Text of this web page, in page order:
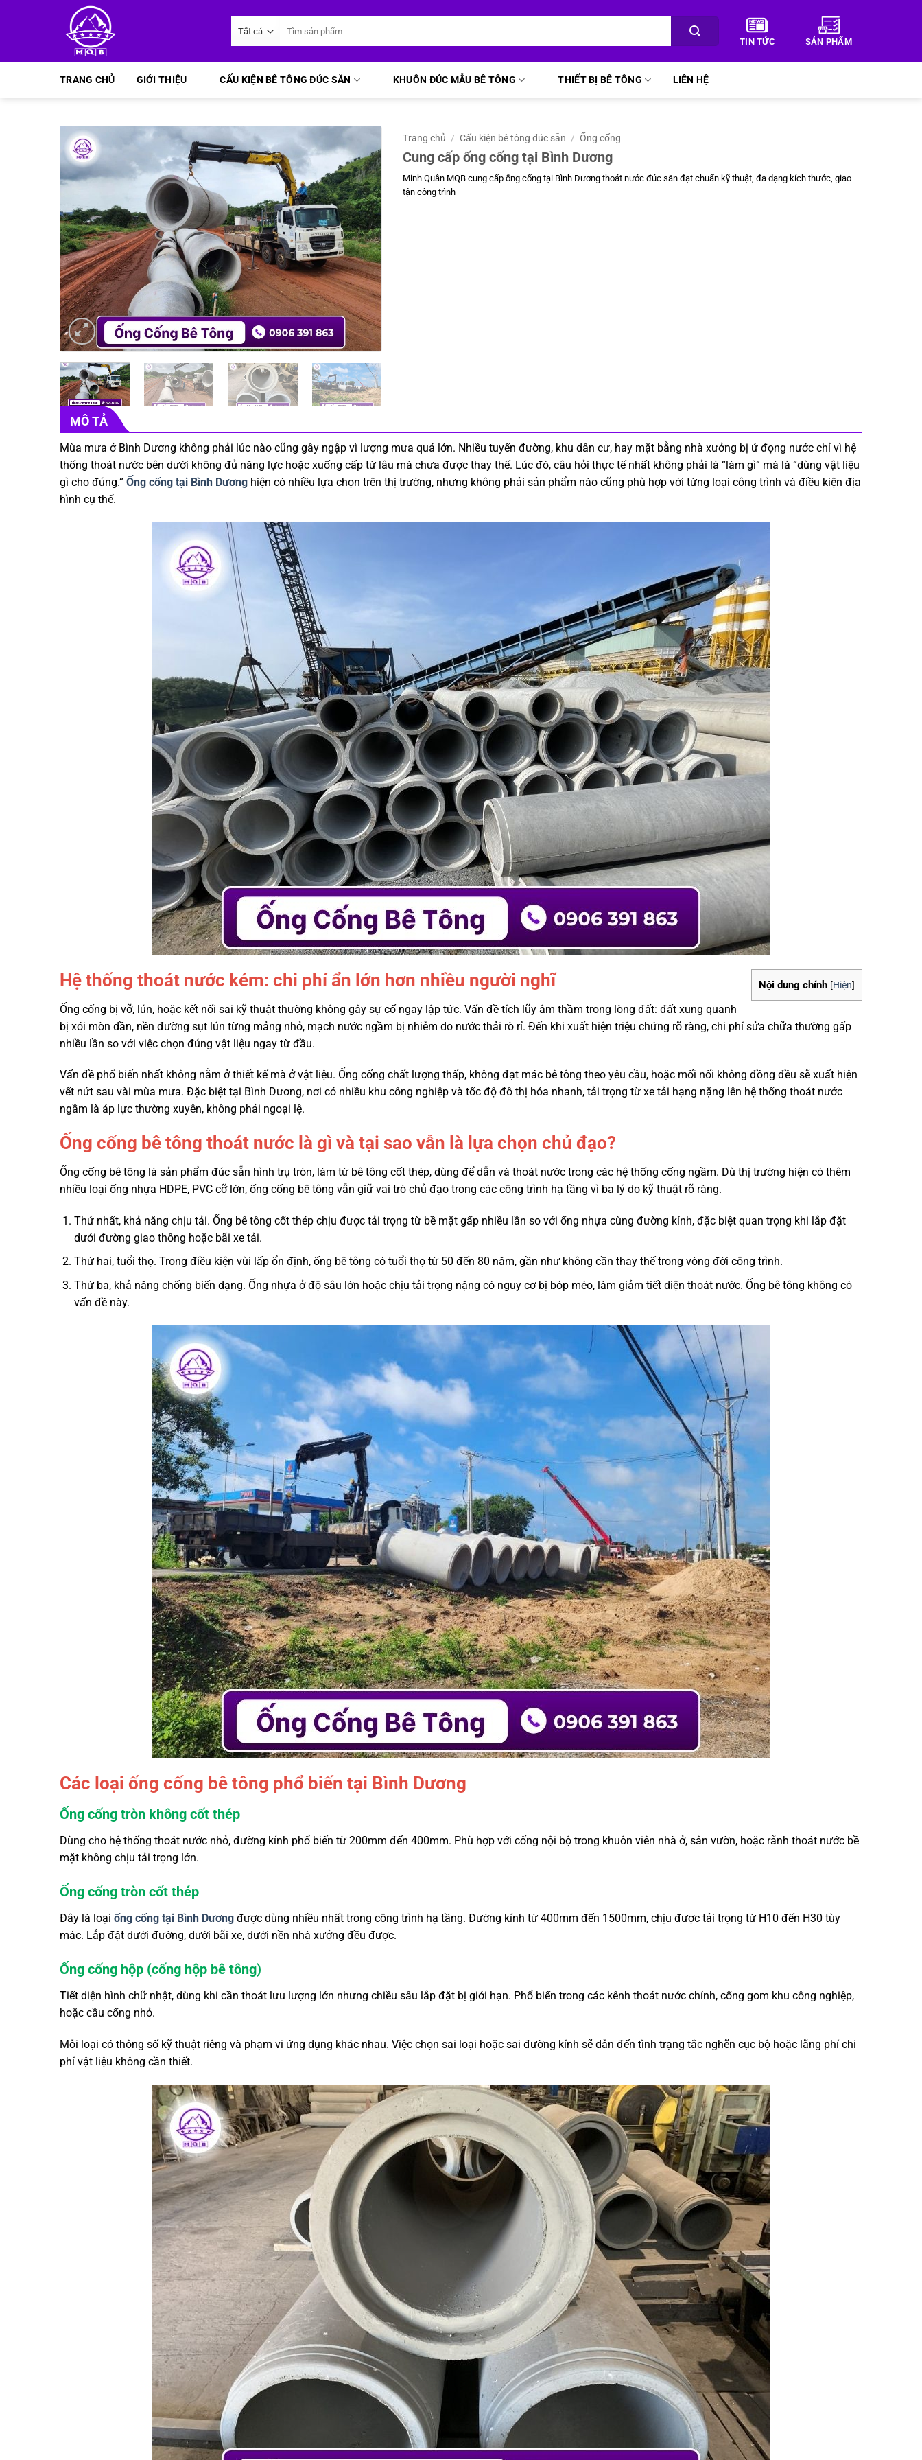
dung
kiếm:
TIN TỨC SẢN PHẨM
TRANG CHỦ GIỚI THIỆU CẤU KIỆN BÊ TÔNG ĐÚC SẴN KHUÔN ĐÚC MẪU BÊ TÔNG THIẾT BỊ BÊ TÔNG LIÊN HỆ
Trang chủ / Cấu kiện bê tông đúc sẵn / Ống cống
Cung cấp ống cống tại Bình Dương
Minh Quân MQB cung cấp ống cống tại Bình Dương thoát nước đúc sẵn đạt chuẩn kỹ thuật, đa dạng kích thước, giao
tận công trình
MÔ TẢ
Mùa mưa ở Bình Dương không phải lúc nào cũng gây ngập vì lượng mưa quá lớn. Nhiều tuyến đường, khu dân cư, hay mặt bằng nhà xưởng bị ứ đọng nước chỉ vì hệ
thống thoát nước bên dưới không đủ năng lực hoặc xuống cấp từ lâu mà chưa được thay thế. Lúc đó, câu hỏi thực tế nhất không phải là “làm gì” mà là “dùng vật liệu
gì cho đúng.” Ống cống tại Bình Dương hiện có nhiều lựa chọn trên thị trường, nhưng không phải sản phẩm nào cũng phù hợp với từng loại công trình và điều kiện địa
hình cụ thể.
Nội dung chính [Hiện]
Hệ thống thoát nước kém: chi phí ẩn lớn hơn nhiều người nghĩ
Ống cống bị vỡ, lún, hoặc kết nối sai kỹ thuật thường không gây sự cố ngay lập tức. Vấn đề tích lũy âm thầm trong lòng đất: đất xung quanh
bị xói mòn dần, nền đường sụt lún từng mảng nhỏ, mạch nước ngầm bị nhiễm do nước thải rò rỉ. Đến khi xuất hiện triệu chứng rõ ràng, chi phí sửa chữa thường gấp
nhiều lần so với việc chọn đúng vật liệu ngay từ đầu.
Vấn đề phổ biến nhất không nằm ở thiết kế mà ở vật liệu. Ống cống chất lượng thấp, không đạt mác bê tông theo yêu cầu, hoặc mối nối không đồng đều sẽ xuất hiện
vết nứt sau vài mùa mưa. Đặc biệt tại Bình Dương, nơi có nhiều khu công nghiệp và tốc độ đô thị hóa nhanh, tải trọng từ xe tải hạng nặng lên hệ thống thoát nước
ngầm là áp lực thường xuyên, không phải ngoại lệ.
Ống cống bê tông thoát nước là gì và tại sao vẫn là lựa chọn chủ đạo?
Ống cống bê tông là sản phẩm đúc sẵn hình trụ tròn, làm từ bê tông cốt thép, dùng để dẫn và thoát nước trong các hệ thống cống ngầm. Dù thị trường hiện có thêm
nhiều loại ống nhựa HDPE, PVC cỡ lớn, ống cống bê tông vẫn giữ vai trò chủ đạo trong các công trình hạ tầng vì ba lý do kỹ thuật rõ ràng.
Thứ nhất, khả năng chịu tải. Ống bê tông cốt thép chịu được tải trọng từ bề mặt gấp nhiều lần so với ống nhựa cùng đường kính, đặc biệt quan trọng khi lắp đặt
dưới đường giao thông hoặc bãi xe tải.
Thứ hai, tuổi thọ. Trong điều kiện vùi lấp ổn định, ống bê tông có tuổi thọ từ 50 đến 80 năm, gần như không cần thay thế trong vòng đời công trình.
Thứ ba, khả năng chống biến dạng. Ống nhựa ở độ sâu lớn hoặc chịu tải trọng nặng có nguy cơ bị bóp méo, làm giảm tiết diện thoát nước. Ống bê tông không có
vấn đề này.
Các loại ống cống bê tông phổ biến tại Bình Dương
Ống cống tròn không cốt thép
Dùng cho hệ thống thoát nước nhỏ, đường kính phổ biến từ 200mm đến 400mm. Phù hợp với cống nội bộ trong khuôn viên nhà ở, sân vườn, hoặc rãnh thoát nước bề
mặt không chịu tải trọng lớn.
Ống cống tròn cốt thép
Đây là loại ống cống tại Bình Dương được dùng nhiều nhất trong công trình hạ tầng. Đường kính từ 400mm đến 1500mm, chịu được tải trọng từ H10 đến H30 tùy
mác. Lắp đặt dưới đường, dưới bãi xe, dưới nền nhà xưởng đều được.
Ống cống hộp (cống hộp bê tông)
Tiết diện hình chữ nhật, dùng khi cần thoát lưu lượng lớn nhưng chiều sâu lắp đặt bị giới hạn. Phổ biến trong các kênh thoát nước chính, cống gom khu công nghiệp,
hoặc cầu cống nhỏ.
Mỗi loại có thông số kỹ thuật riêng và phạm vi ứng dụng khác nhau. Việc chọn sai loại hoặc sai đường kính sẽ dẫn đến tình trạng tắc nghẽn cục bộ hoặc lãng phí chi
phí vật liệu không cần thiết.